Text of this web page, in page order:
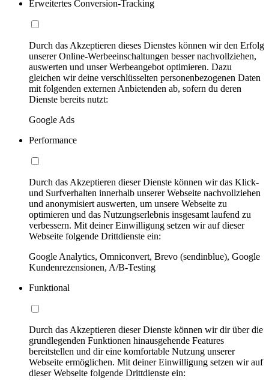
Erweitertes Conversion-Tracking
Durch das Akzeptieren dieses Dienstes können wir den Erfolg
unserer Online-Werbeeinschaltungen besser nachvollziehen,
auswerten und unser Werbeangebot optimieren. Dazu
gleichen wir deine verschlüsselten personenbezogenen Daten
mit folgenden externen Anbietenden ab, sofern du deren
Dienste bereits nutzt:
Google Ads
Performance
Durch das Akzeptieren dieser Dienste können wir das Klick-
und Surfverhalten innerhalb unserer Webseite nachvollziehen
und anonymisiert auswerten, um unsere Webseite zu
optimieren und das Nutzungserlebnis insgesamt laufend zu
verbessern. Mit deiner Einwilligung setzen wir auf dieser
Webseite folgende Drittdienste ein:
Google Analytics, Omniconvert, Brevo (sendinblue), Google
Kundenrezensionen, A/B-Testing
Funktional
Durch das Akzeptieren dieser Dienste können wir dir über die
grundlegenden Funktionen hinausgehende Features
bereitstellen und dir eine komfortable Nutzung unserer
Webseite ermöglichen. Mit deiner Einwilligung setzen wir auf
dieser Webseite folgende Drittdienste ein: